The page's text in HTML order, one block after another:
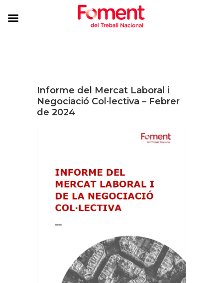
Informe del Mercat Laboral i
Negociació Col·lectiva – Febrer
de 2024